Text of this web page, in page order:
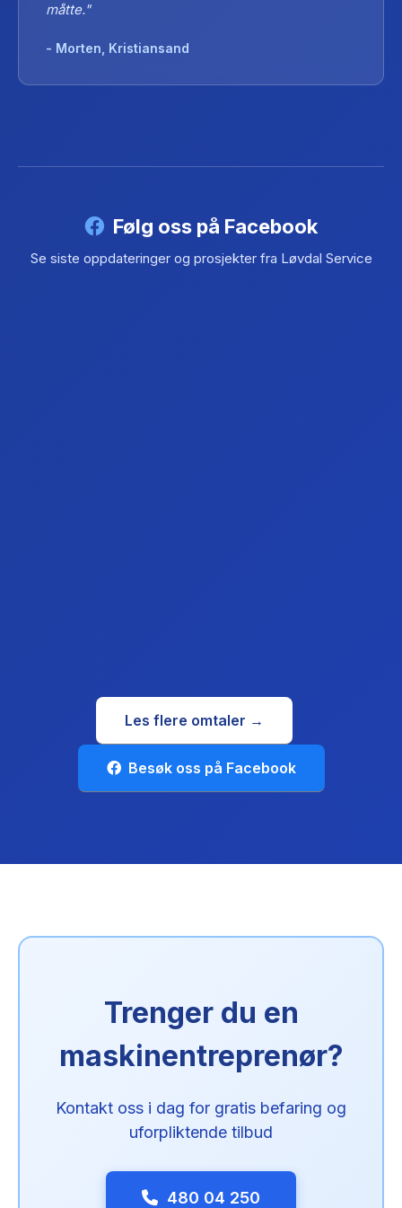
måtte."
- Morten, Kristiansand
Følg oss på Facebook
Se siste oppdateringer og prosjekter fra Løvdal Service
Les flere omtaler →
Besøk oss på Facebook
Trenger du en
maskinentreprenør?
Kontakt oss i dag for gratis befaring og
uforpliktende tilbud
480 04 250